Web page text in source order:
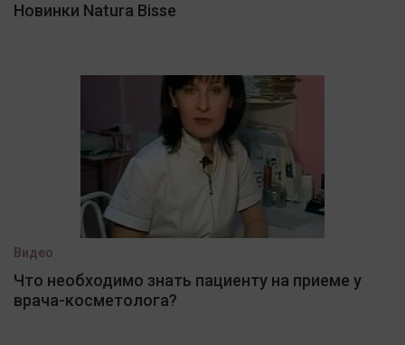
Новинки Natura Bisse
Видео
Что необходимо знать пациенту на приеме у
врача-косметолога?